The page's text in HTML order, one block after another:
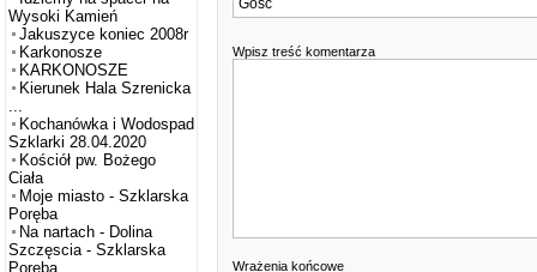
Wysoki Kamień
Jakuszyce koniec 2008r
Karkonosze
KARKONOSZE
Kierunek Hala Szrenicka
...
Kochanówka i Wodospad
Szklarki 28.04.2020
Kościół pw. Bożego
Ciała
Moje miasto - Szklarska
Poręba
Na nartach - Dolina
Szczęscia - Szklarska
Poręba
Wpisz treść komentarza
Wrażenia końcowe